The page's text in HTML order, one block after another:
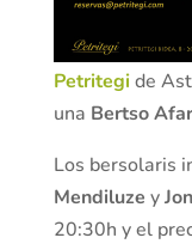
Petritegide
una Bertso
Los bersolaris
Mendiluze y
20:30h y el